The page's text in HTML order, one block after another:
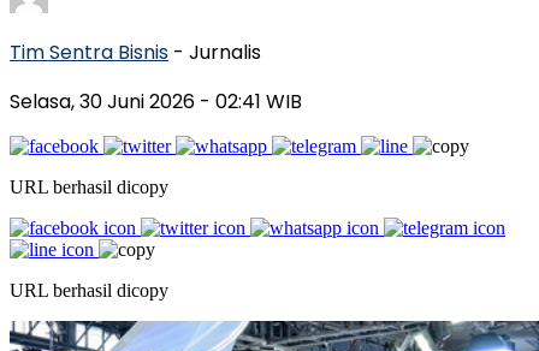
Tim Sentra Bisnis - Jurnalis
Selasa, 30 Juni 2026 - 02:41 WIB
URL berhasil dicopy
URL berhasil dicopy